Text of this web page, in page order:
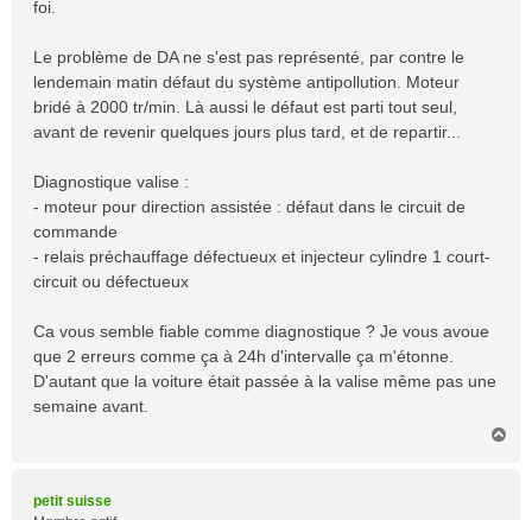
g
foi.
Le problème de DA ne s'est pas représenté, par contre le
lendemain matin défaut du système antipollution. Moteur
bridé à 2000 tr/min. Là aussi le défaut est parti tout seul,
avant de revenir quelques jours plus tard, et de repartir...
Diagnostique valise :
- moteur pour direction assistée : défaut dans le circuit de
commande
- relais préchauffage défectueux et injecteur cylindre 1 court-
circuit ou défectueux
Ca vous semble fiable comme diagnostique ? Je vous avoue
que 2 erreurs comme ça à 24h d'intervalle ça m'étonne.
D'autant que la voiture était passée à la valise même pas une
semaine avant.
petit suisse